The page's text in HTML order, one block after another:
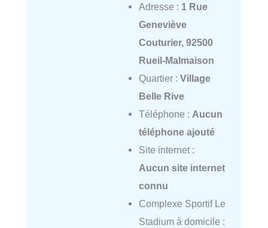
Adresse : 1 Rue
Geneviève
Couturier, 92500
Rueil-Malmaison
Quartier : Village
Belle Rive
Téléphone : Aucun
téléphone ajouté
Site internet :
Aucun site internet
connu
Complexe Sportif Le
Stadium à domicile :